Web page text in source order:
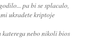
pa bi se splacalo,
ukradete kriptoje
katerega nebo nikoli bios